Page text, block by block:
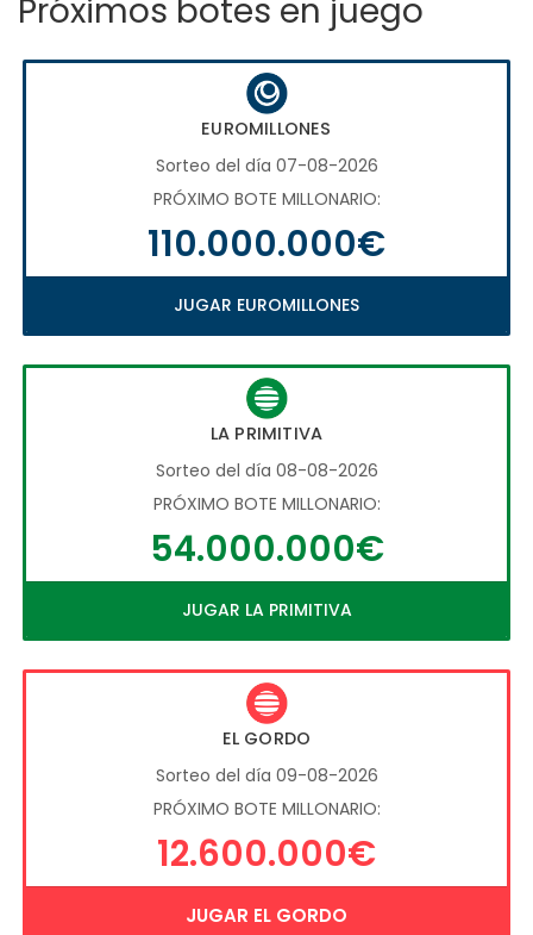
Próximos botes en juego
EUROMILLONES
Sorteo del día 07-08-2026
PRÓXIMO BOTE MILLONARIO:
110.000.000€
JUGAR EUROMILLONES
LA PRIMITIVA
Sorteo del día 08-08-2026
PRÓXIMO BOTE MILLONARIO:
54.000.000€
JUGAR LA PRIMITIVA
EL GORDO
Sorteo del día 09-08-2026
PRÓXIMO BOTE MILLONARIO:
12.600.000€
JUGAR EL GORDO